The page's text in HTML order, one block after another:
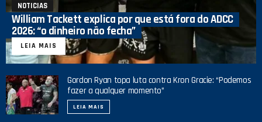
NOTICIAS
William Tackett explica por que está fora do ADCC
2026: “o dinheiro não fecha”
LEIA MAIS
Gordon Ryan topa luta contra Kron Gracie: “Podemos
fazer a qualquer momento”
LEIA MAIS